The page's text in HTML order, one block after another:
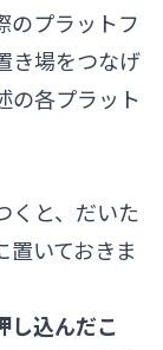
のプラットフ
き場をつなげ
の各プラット
くと、だいた
置いておきま
し込んだこ